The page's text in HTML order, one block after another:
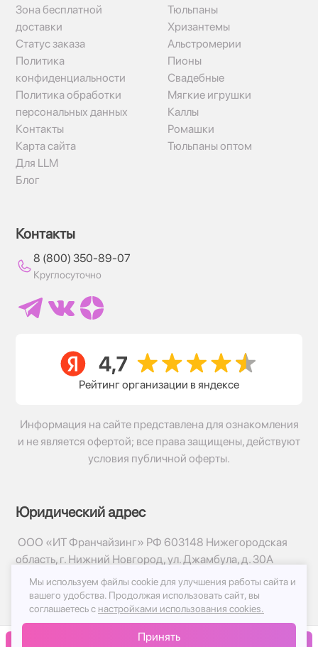
Зона бесплатной
доставки
Статус заказа
Политика
конфиденциальности
Политика обработки
персональных данных
Контакты
Карта сайта
Для LLM
Блог
Тюльпаны
Хризантемы
Альстромерии
Пионы
Свадебные
Мягкие игрушки
Каллы
Ромашки
Тюльпаны оптом
Контакты
8 (800) 350-89-07
Круглосуточно
Рейтинг организации в яндексе
Информация на сайте представлена для ознакомления
и не является офертой; все права защищены, действуют
условия публичной оферты.
Юридический адрес
ООО «ИТ Франчайзинг» РФ 603148 Нижегородская
область, г. Нижний Новгород, ул. Джамбула, д. 30А
© 2017-2026г, База Цветов 24.ру
Политика конфиденциальности
Публичная оферта
Мы используем файлы cookie для улучшения работы сайта и
вашего удобства. Продолжая использовать сайт, вы
соглашаетесь с настройками использования cookies.
Принять